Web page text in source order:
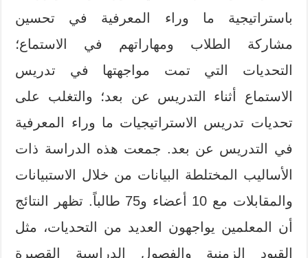
باستراتيجية ما وراء المعرفية في تحسين
مشاركة الطلاب ومهاراتهم في الاستماع؛
التحديات التي تمت مواجهتها في تدريس
الاستماع أثناء التدريس عن بعد؛ والتغلب على
تحديات تدريس الاستراتيجيات ما وراء المعرفية
في التدريس عن بعد. جمعت هذه الدراسة ذات
الأساليب المختلطة البيانات من خلال الاستبيانات
والمقابلات مع 10 أعضاء و75 طالباً. تظهر النتائج
أن المعلمين يواجهون العديد من التحديات، مثل
القيود الزمنية والفصول الدراسية القصيرة